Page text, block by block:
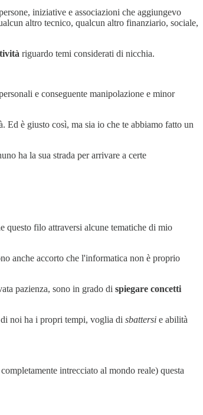
iniziative e associazioni che aggiungevo
altro tecnico, qualcun altro finanziario, sociale,
riguardo temi considerati di nicchia.
e conseguente manipolazione e minor
Ed è giusto così, ma sia io che te abbiamo fatto un
ha la sua strada per arrivare a certe
questo filo attraversi alcune tematiche di mio
anche accorto che l'informatica non è proprio
pazienza, sono in grado di spiegare concetti
noi ha i propri tempi, voglia di sbattersi e abilità
intrecciato al mondo reale) questa